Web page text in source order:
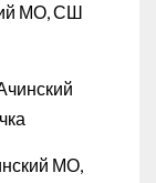
МО, СШ
МО,